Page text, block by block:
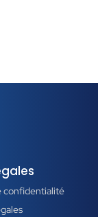
confidentialité